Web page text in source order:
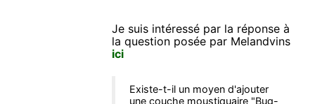
Je suis intéressé par la réponse à
la question posée par Melandvins
ici
Existe-t-il un moyen d'ajouter
une couche moustiquaire "Bug-